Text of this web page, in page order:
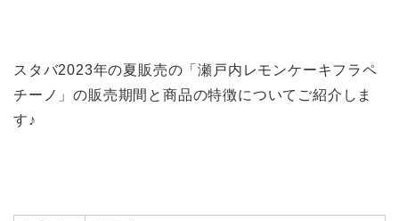
スタバ2023年の夏販売の「瀬戸内レモンケーキフラペ
チーノ」の販売期間と商品の特徴についてご紹介しま
す♪